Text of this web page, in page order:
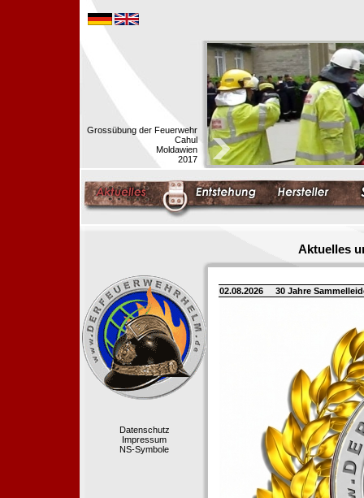
Grossübung der Feuerwehr
Cahul
Moldawien
2017
Aktuelles
Datenschutz
Impressum
NS-Symbole
02.08.2026 30 Jahre